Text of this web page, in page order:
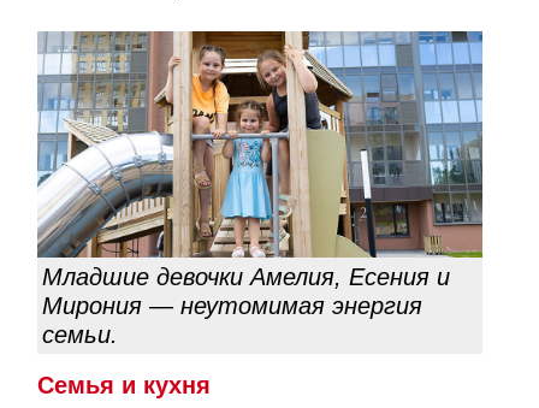
Младшие девочки Амелия, Есения и
Мирония — неутомимая энергия
семьи.
Семья и кухня